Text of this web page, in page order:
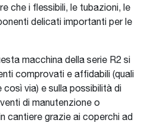
che i flessibili, le tubazioni, le
delicati importanti per le
macchina della serie R2 si
comprovati e affidabili (quali
via) e sulla possibilità di
di manutenzione o
cantiere grazie ai coperchi ad